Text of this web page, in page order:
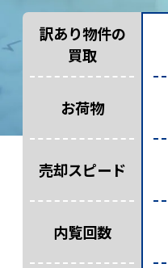
訳あり物件の
買取
お荷物
売却スピード
内覧回数